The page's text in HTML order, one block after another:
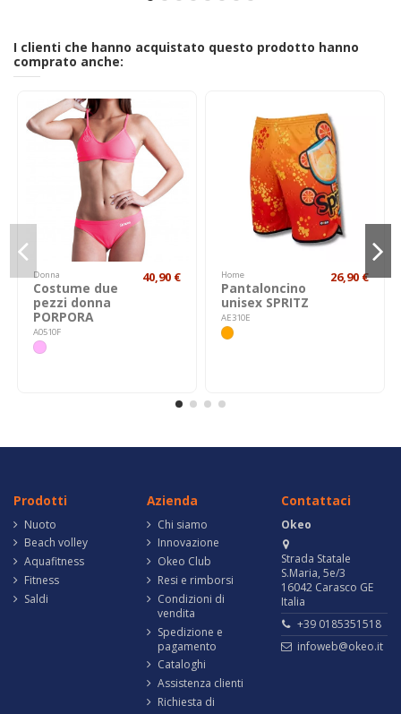
I clienti che hanno acquistato questo prodotto hanno
comprato anche:
Donna
Costume due
pezzi donna
PORPORA
A0510F
40,90 € Home
Pantaloncino
unisex SPRITZ
AE310E
26,90 €
Prodotti
Nuoto
Beach volley
Aquafitness
Fitness
Saldi
Azienda
Chi siamo
Innovazione
Okeo Club
Resi e rimborsi
Condizioni di
vendita
Spedizione e
pagamento
Cataloghi
Assistenza clienti
Richiesta di
Contattaci
Okeo
Strada Statale
S.Maria, 5e/3
16042 Carasco GE
Italia
+39 0185351518
infoweb@okeo.it